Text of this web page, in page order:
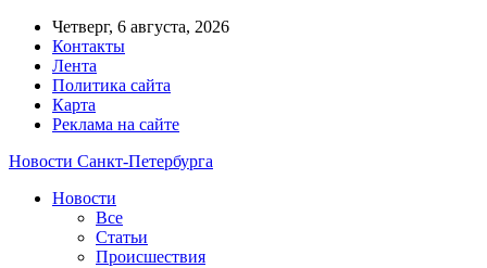
Четверг, 6 августа, 2026
Контакты
Лента
Политика сайта
Карта
Реклама на сайте
Новости Санкт-Петербурга
Новости
Все
Статьи
Происшествия